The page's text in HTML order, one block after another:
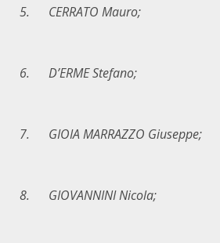
5. CERRATO Mauro;
6. D’ERME Stefano;
7. GIOIA MARRAZZO Giuseppe;
8. GIOVANNINI Nicola;